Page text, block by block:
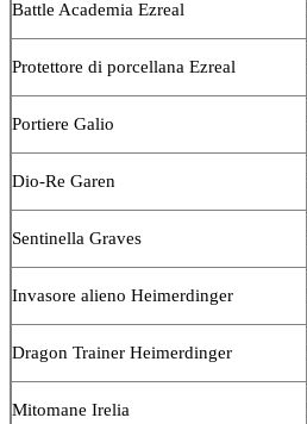
Battle Academia Ezreal
Protettore di porcellana Ezreal
Portiere Galio
Dio-Re Garen
Sentinella Graves
Invasore alieno Heimerdinger
Dragon Trainer Heimerdinger
Mitomane Irelia